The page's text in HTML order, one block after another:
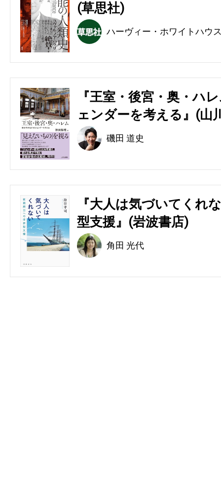
(草思社)
ハーヴィー・ホワイトハウ
『王室・後宮・奥・ハ
ェンダーを考える』(山
磯田 道史
『大人は気づいてくれ
型支援』(岩波書店)
角田 光代